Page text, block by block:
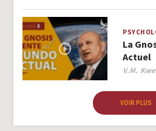
La
Actuel
Author
V.M.
VOIR PLUS